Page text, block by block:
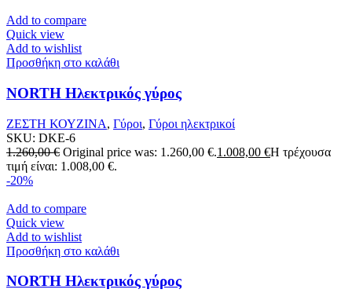
Add to compare
Quick view
Add to wishlist
Προσθήκη στο καλάθι
NORTH Ηλεκτρικός γύρος
ΖΕΣΤΗ ΚΟΥΖΙΝΑ, Γύροι, Γύροι ηλεκτρικοί
SKU: DKE-6
1.260,00€ Original price was: 1.260,00 €.1.008,00 €Η τρέχουσα
τιμή είναι: 1.008,00 €.
-20%
Add to compare
Quick view
Add to wishlist
Προσθήκη στο καλάθι
NORTH Ηλεκτρικός γύρος